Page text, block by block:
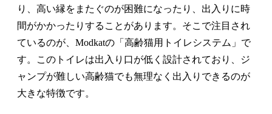
り、高い縁をまたぐのが困難になったり、出入りに時
間がかかったりすることがあります。そこで注目され
ているのが、Modkatの「高齢猫用トイレシステム」で
す。このトイレは出入り口が低く設計されており、ジ
ャンプが難しい高齢猫でも無理なく出入りできるのが
大きな特徴です。